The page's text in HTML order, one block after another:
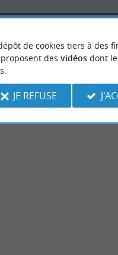
de cookies tiers à des
des vidéosdont
JE REFUSE